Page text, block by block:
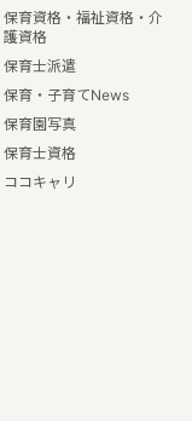
保育資格・福祉資格・介
護資格
保育士派遣
保育・子育てNews
保育園写真
保育士資格
ココキャリ